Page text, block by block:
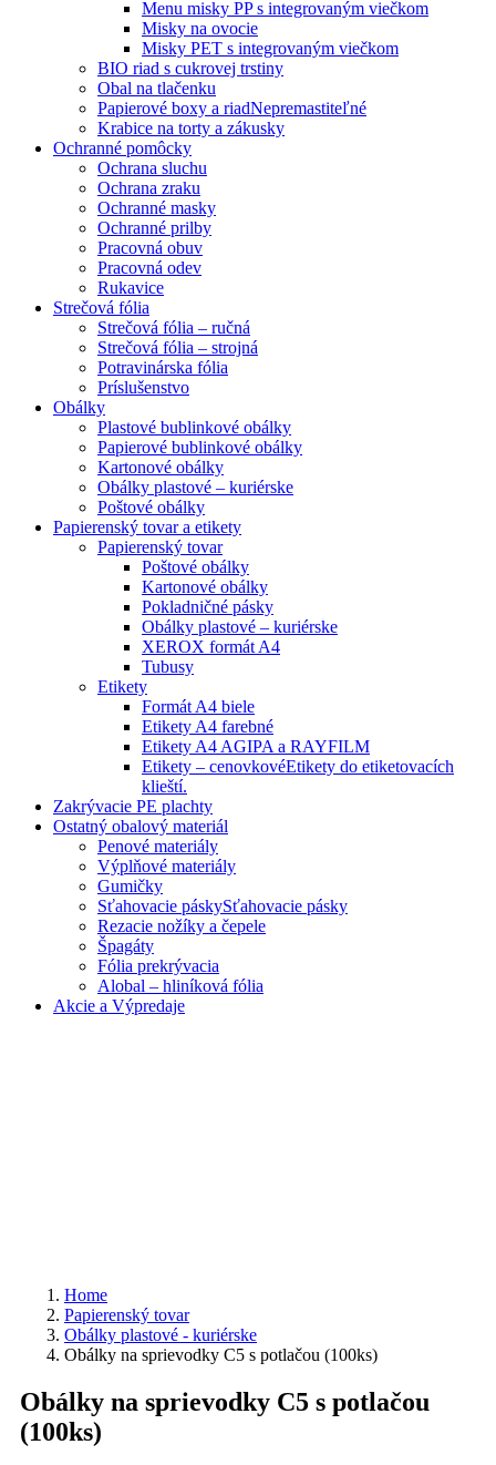
Menu misky PP s integrovaným viečkom
Misky na ovocie
Misky PET s integrovaným viečkom
BIO riad s cukrovej trstiny
Obal na tlačenku
Papierové boxy a riadNepremastiteľné
Krabice na torty a zákusky
Ochranné pomôcky
Ochrana sluchu
Ochrana zraku
Ochranné masky
Ochranné prilby
Pracovná obuv
Pracovná odev
Rukavice
Strečová fólia
Strečová fólia – ručná
Strečová fólia – strojná
Potravinárska fólia
Príslušenstvo
Obálky
Plastové bublinkové obálky
Papierové bublinkové obálky
Kartonové obálky
Obálky plastové – kuriérske
Poštové obálky
Papierenský tovar a etikety
Papierenský tovar
Poštové obálky
Kartonové obálky
Pokladničné pásky
Obálky plastové – kuriérske
XEROX formát A4
Tubusy
Etikety
Formát A4 biele
Etikety A4 farebné
Etikety A4 AGIPA a RAYFILM
Etikety – cenovkovéEtikety do etiketovacích
klieští.
Zakrývacie PE plachty
Ostatný obalový materiál
Penové materiály
Výplňové materiály
Gumičky
Sťahovacie páskySťahovacie pásky
Rezacie nožíky a čepele
Špagáty
Fólia prekrývacia
Alobal – hliníková fólia
Akcie a Výpredaje
Home
Papierenský tovar
Obálky plastové - kuriérske
Obálky na sprievodky C5 s potlačou (100ks)
Obálky na sprievodky C5 s potlačou
(100ks)